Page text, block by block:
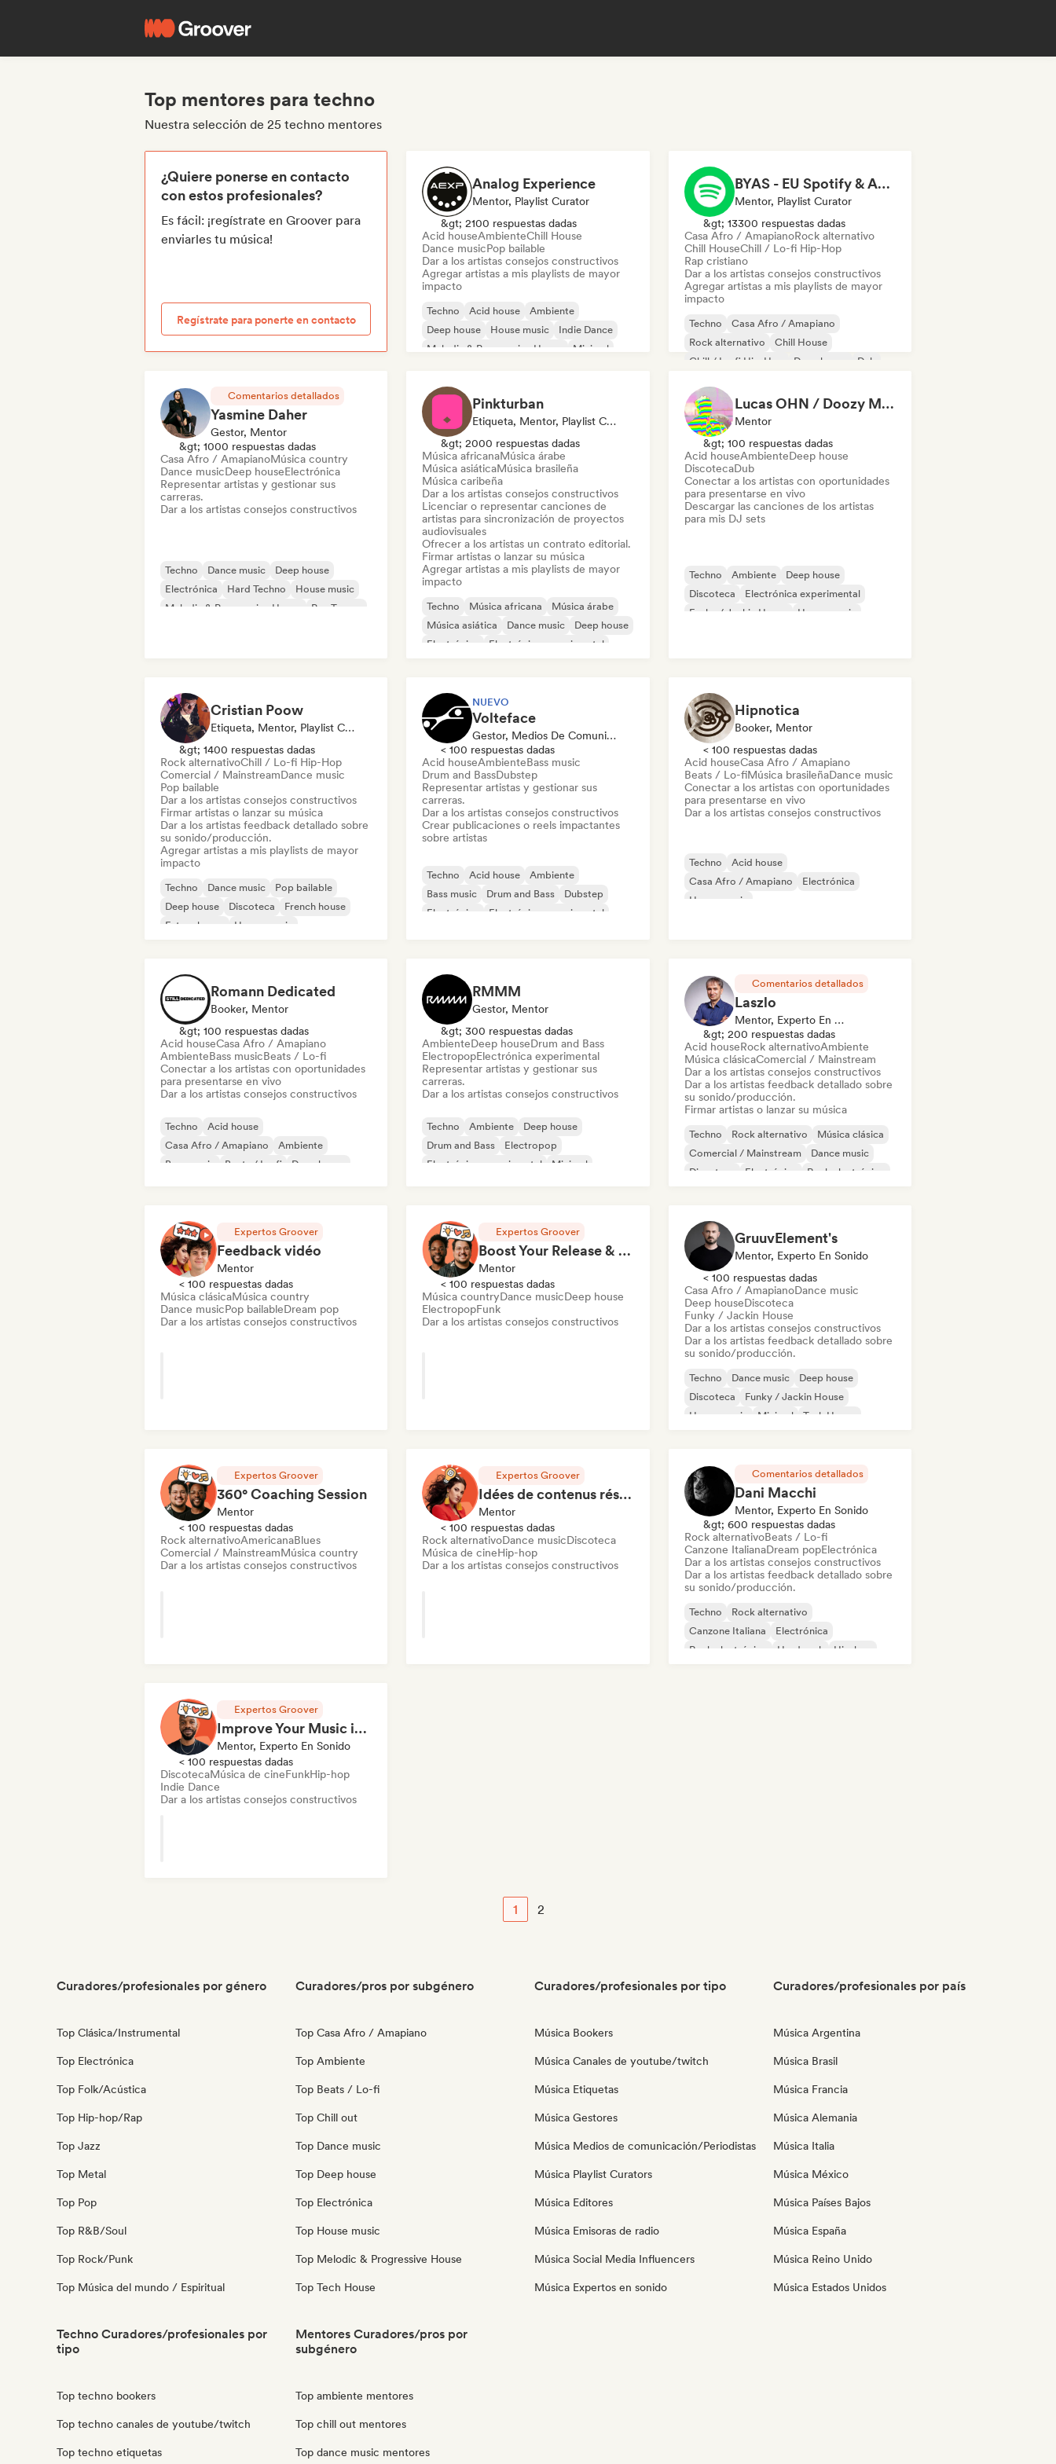
Top mentores para techno
Nuestra selección de 25 techno mentores
¿Quiere ponerse en contacto
con estos profesionales?
Es fácil: ¡regístrate en Groover para
enviarles tu música!
Regístrate para ponerte en contacto
Analog Experience
Mentor, Playlist Curator
&gt; 2100 respuestas dadas
Acid houseAmbienteChill House
Dance musicPop bailable
Dar a los artistas consejos constructivos
Agregar artistas a mis playlists de mayor
impacto
Techno Acid house
Ambiente
Deep house
House music
Indie Dance
Melodic & Progressive House
Minimal
BYAS - EU Spotify & Apple Music Playlists
Mentor, Playlist Curator
&gt; 13300 respuestas dadas
Casa Afro / AmapianoRock alternativo
Chill HouseChill / Lo-fi Hip-Hop
Rap cristiano
Dar a los artistas consejos constructivos
Agregar artistas a mis playlists de mayor
impacto
Techno
Casa Afro / Amapiano
Rock alternativo
Chill House
Chill / Lo-fi Hip-Hop
Deep house
Dub
Comentarios detallados
Yasmine Daher
Gestor, Mentor
&gt; 1000 respuestas dadas
Casa Afro / AmapianoMúsica country
Dance musicDeep houseElectrónica
Representar artistas y gestionar sus
carreras.
Dar a los artistas consejos constructivos
Techno Dance music
Deep house
Electrónica
Hard Techno
House music
Melodic & Progressive House
Psy-Trance
Pinkturban
Etiqueta, Mentor, Playlist Curator, Editor, Supervisor De Sincronización
&gt; 2000 respuestas dadas
Música africanaMúsica árabe
Música asiáticaMúsica brasileña
Música caribeña
Dar a los artistas consejos constructivos
Licenciar o representar canciones de
artistas para sincronización de proyectos
audiovisuales
Ofrecer a los artistas un contrato editorial.
Firmar artistas o lanzar su música
Agregar artistas a mis playlists de mayor
impacto
Techno Música africana
Música árabe
Música asiática
Dance music
Deep house
Electrónica
Electrónica experimental
Lucas OHN / Doozy Magazine
Mentor
&gt; 100 respuestas dadas
Acid houseAmbienteDeep house
DiscotecaDub
Conectar a los artistas con oportunidades
para presentarse en vivo
Descargar las canciones de los artistas
para mis DJ sets
Techno Ambiente
Deep house
Discoteca
Electrónica experimental
Funky / Jackin House
House music
Cristian Poow
Etiqueta, Mentor, Playlist Curator, Experto En Sonido
&gt; 1400 respuestas dadas
Rock alternativoChill / Lo-fi Hip-Hop
Comercial / MainstreamDance music
Pop bailable
Dar a los artistas consejos constructivos
Firmar artistas o lanzar su música
Dar a los artistas feedback detallado sobre
su sonido/producción.
Agregar artistas a mis playlists de mayor
impacto
Techno Dance music
Pop bailable
Deep house
Discoteca
French house
Future house
House music
NUEVO
Volteface
Gestor, Medios De Comunicación/Periodista, Mentor
< 100 respuestas dadas
Acid houseAmbienteBass music
Drum and BassDubstep
Representar artistas y gestionar sus
carreras.
Dar a los artistas consejos constructivos
Crear publicaciones o reels impactantes
sobre artistas
Techno Acid house
Ambiente
Bass music
Drum and Bass
Dubstep
Electrónica
Electrónica experimental
Hipnotica
Booker, Mentor
< 100 respuestas dadas
Acid houseCasa Afro / Amapiano
Beats / Lo-fiMúsica brasileñaDance music
Conectar a los artistas con oportunidades
para presentarse en vivo
Dar a los artistas consejos constructivos
Techno
Acid house
Casa Afro / Amapiano
Electrónica
House music
Romann Dedicated
Booker, Mentor
&gt; 100 respuestas dadas
Acid houseCasa Afro / Amapiano
AmbienteBass musicBeats / Lo-fi
Conectar a los artistas con oportunidades
para presentarse en vivo
Dar a los artistas consejos constructivos
Techno
Acid house
Casa Afro / Amapiano
Ambiente
Bass music
Beats / Lo-fi
Deep house
RMMM
Gestor, Mentor
&gt; 300 respuestas dadas
AmbienteDeep houseDrum and Bass
ElectropopElectrónica experimental
Representar artistas y gestionar sus
carreras.
Dar a los artistas consejos constructivos
Techno Ambiente
Deep house
Drum and Bass
Electropop
Electrónica experimental
Minimal
Comentarios detallados
Laszlo
Mentor, Experto En Sonido
&gt; 200 respuestas dadas
Acid houseRock alternativoAmbiente
Música clásicaComercial / Mainstream
Dar a los artistas consejos constructivos
Dar a los artistas feedback detallado sobre
su sonido/producción.
Firmar artistas o lanzar su música
Techno Rock alternativo
Música clásica
Comercial / Mainstream
Dance music
Discoteca
Electrónica Rock electrónico
Expertos Groover
Feedback vidéo
Mentor
< 100 respuestas dadas
Música clásicaMúsica country
Dance musicPop bailableDream pop
Dar a los artistas consejos constructivos
Expertos Groover
Boost Your Release & Streams in a 1hr Coaching Session
Mentor
< 100 respuestas dadas
Música countryDance musicDeep house
ElectropopFunk
Dar a los artistas consejos constructivos
GruuvElement's
Mentor, Experto En Sonido
< 100 respuestas dadas
Casa Afro / AmapianoDance music
Deep houseDiscoteca
Funky / Jackin House
Dar a los artistas consejos constructivos
Dar a los artistas feedback detallado sobre
su sonido/producción.
Techno Dance music
Deep house
Discoteca
Funky / Jackin House
House music
Minimal Tech House
Expertos Groover
360° Coaching Session
Mentor
< 100 respuestas dadas
Rock alternativoAmericanaBlues
Comercial / MainstreamMúsica country
Dar a los artistas consejos constructivos
Expertos Groover
Idées de contenus réseaux sociaux
Mentor
< 100 respuestas dadas
Rock alternativoDance musicDiscoteca
Música de cineHip-hop
Dar a los artistas consejos constructivos
Comentarios detallados
Dani Macchi
Mentor, Experto En Sonido
&gt; 600 respuestas dadas
Rock alternativoBeats / Lo-fi
Canzone ItalianaDream popElectrónica
Dar a los artistas consejos constructivos
Dar a los artistas feedback detallado sobre
su sonido/producción.
Techno
Rock alternativo
Canzone Italiana
Electrónica
Rock electrónico
Hard rock
Hip-hop
Expertos Groover
Improve Your Music in a 90min Coaching Session
Mentor, Experto En Sonido
< 100 respuestas dadas
DiscotecaMúsica de cineFunkHip-hop
Indie Dance
Dar a los artistas consejos constructivos
1 2
Curadores/profesionales por género
Top Clásica/Instrumental
Top Electrónica
Top Folk/Acústica
Top Hip-hop/Rap
Top Jazz
Top Metal
Top Pop
Top R&B/Soul
Top Rock/Punk
Top Música del mundo / Espiritual
Curadores/pros por subgénero
Top Casa Afro / Amapiano
Top Ambiente
Top Beats / Lo-fi
Top Chill out
Top Dance music
Top Deep house
Top Electrónica
Top House music
Top Melodic & Progressive House
Top Tech House
Curadores/profesionales por tipo
Música Bookers
Música Canales de youtube/twitch
Música Etiquetas
Música Gestores
Música Medios de comunicación/Periodistas
Música Playlist Curators
Música Editores
Música Emisoras de radio
Música Social Media Influencers
Música Expertos en sonido
Curadores/profesionales por país
Música Argentina
Música Brasil
Música Francia
Música Alemania
Música Italia
Música México
Música Países Bajos
Música España
Música Reino Unido
Música Estados Unidos
Techno Curadores/profesionales por
tipo
Top techno bookers
Top techno canales de youtube/twitch
Top techno etiquetas
Mentores Curadores/pros por
subgénero
Top ambiente mentores
Top chill out mentores
Top dance music mentores